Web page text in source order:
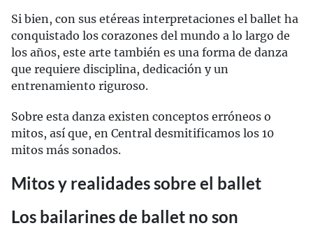
Si bien, con sus etéreas interpretaciones el ballet ha
conquistado los corazones del mundo a lo largo de
los años, este arte también es una forma de danza
que requiere disciplina, dedicación y un
entrenamiento riguroso.
Sobre esta danza existen conceptos erróneos o
mitos, así que, en Central desmitificamos los 10
mitos más sonados.
Mitos y realidades sobre el ballet
Los bailarines de ballet no son